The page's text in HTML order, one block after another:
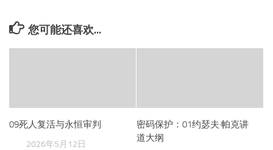
您可能还喜欢...
09死人复活与永恒审判
2026年5月12日
密码保护：01约瑟夫·帕克讲
道大纲